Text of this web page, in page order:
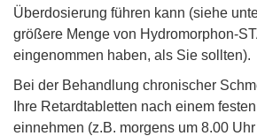
Überdosierung führen kann (siehe
größere Menge von Hydromorphon-
eingenommen haben, als Sie sollten).
Bei der Behandlung chronischer
Ihre Retardtabletten nach einem
einnehmen (z.B. morgens um 8.00